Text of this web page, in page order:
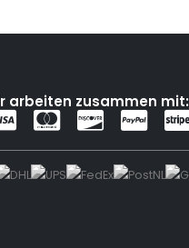
arbeiten zusammen mit: